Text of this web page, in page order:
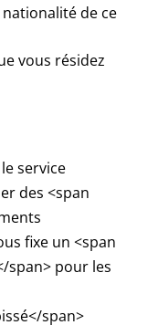
de ce
vous résidez
service
des <span
fixe un <span
span> pour les
span>